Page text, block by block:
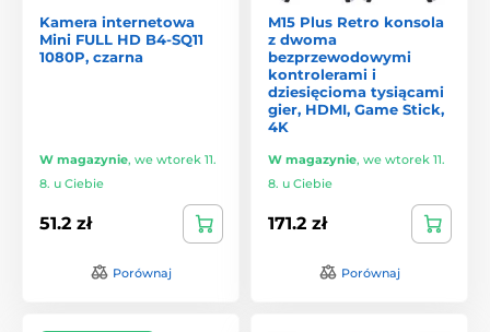
Kamera internetowa
Mini FULL HD B4-SQ11
1080P, czarna
W magazynie, we wtorek 11.
8. u Ciebie
51.2 zł
Porównaj
M15 Plus Retro konsola
z dwoma
bezprzewodowymi
kontrolerami i
dziesięcioma tysiącami
gier, HDMI, Game Stick,
4K
W magazynie, we wtorek 11.
8. u Ciebie
171.2 zł
Porównaj